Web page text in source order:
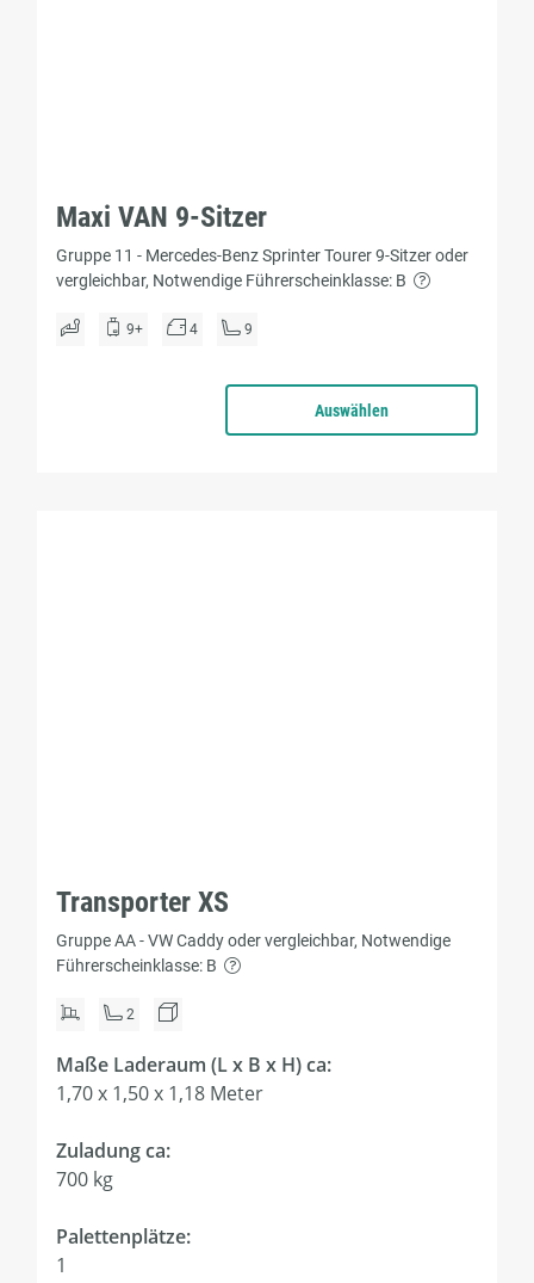
Maxi VAN 9-Sitzer
Gruppe 11 - Mercedes-Benz Sprinter Tourer 9-Sitzer oder
vergleichbar, Notwendige Führerscheinklasse: B
9+ 4 9
Auswählen
Transporter XS
Gruppe AA - VW Caddy oder vergleichbar, Notwendige
Führerscheinklasse: B
2
Maße Laderaum (L x B x H) ca:
1,70 x 1,50 x 1,18 Meter
Zuladung ca:
700 kg
Palettenplätze:
1